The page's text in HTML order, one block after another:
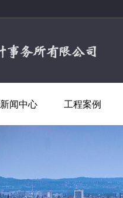
新闻中心 工程案例